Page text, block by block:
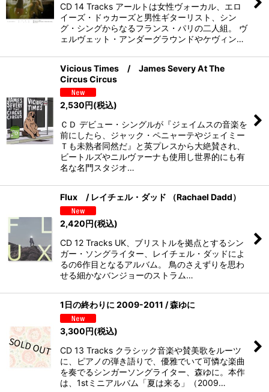
CD 14 Tracks アールトは女性ヴォーカル、エロ
イーズ・ドゥカーズと男性ギターリスト、シン
グ・シングからなるフランス・パリの二人組。 ヴ
ェルヴェット・アンダーグラウンドやケヴィン…
Vicious Times / James Severy At The
Circus Circus
2,530円(税込)
ＣＤ デビュー・シングルが『ジェイムスの音楽を
前にしたら、ジャック・ペニャーテやジェイミー
Ｔも未熟者同然だ』と英プレスから大絶賛され、
ビートルズやニルヴァーナも使用し世界的にも有
名な名門スタジオ…
Flux / レイチェル・ダッド （Rachael Dadd）
2,420円(税込)
CD 12 Tracks UK、ブリストルを拠点とするシン
ガー・ソングライター、レイチェル・ダッドによ
るの6作目となるアルバム。 鳥のさえずりを思わ
せる細かなバンジョーのストラム…
1日の終わりに 2009-2011 / 森ゆに
3,300円(税込)
CD 13 Tracks クラシック音楽や賛美歌をルーツ
に、ピアノの弾き語りで、優雅でいて可憐な楽曲
を奏でるシンガーソングライター、森ゆに。本作
は、1stミニアルバム「夏は来る」（2009…